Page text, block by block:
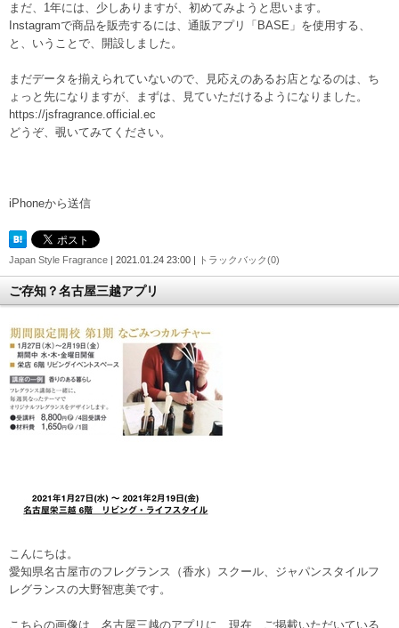
まだ、1年には、少しありますが、初めてみようと思います。
Instagramで商品を販売するには、通販アプリ「BASE」を使用する、
と、いうことで、開設しました。
まだデータを揃えられていないので、見応えのあるお店となるのは、ち
ょっと先になりますが、まずは、見ていただけるようになりました。
https://jsfragrance.official.ec
どうぞ、覗いてみてください。
iPhoneから送信
Japan Style Fragrance | 2021.01.24 23:00 | トラックバック(0)
ご存知？名古屋三越アプリ
こんにちは。
愛知県名古屋市のフレグランス（香水）スクール、ジャパンスタイルフ
レグランスの大野智恵美です。
こちらの画像は、名古屋三越のアプリに、現在、ご掲載いただいている